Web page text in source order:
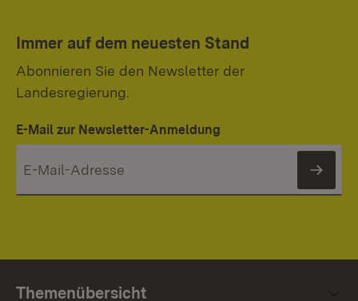
Immer auf dem neuesten Stand
Abonnieren Sie den Newsletter der
Landesregierung.
E-Mail zur Newsletter-Anmeldung
Themenübersicht